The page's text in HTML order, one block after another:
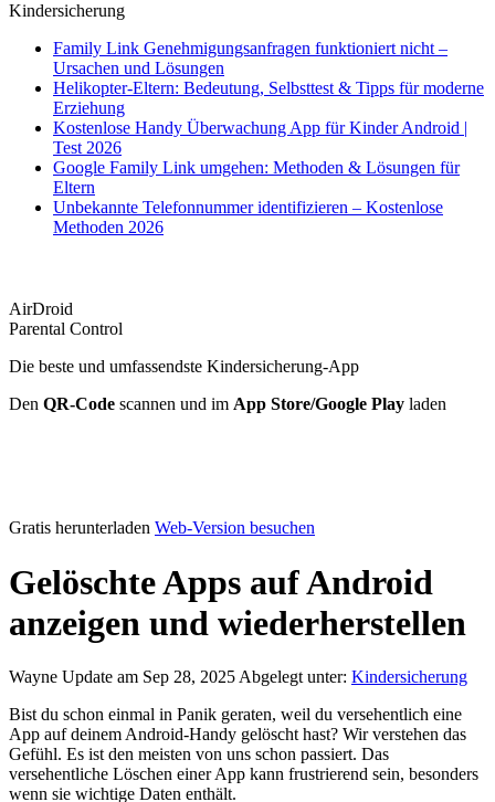
Kindersicherung
Family Link Genehmigungsanfragen funktioniert nicht –
Ursachen und Lösungen
Helikopter-Eltern: Bedeutung, Selbsttest & Tipps für moderne
Erziehung
Kostenlose Handy Überwachung App für Kinder Android |
Test 2026
Google Family Link umgehen: Methoden & Lösungen für
Eltern
Unbekannte Telefonnummer identifizieren – Kostenlose
Methoden 2026
AirDroid
Parental Control
Die beste und umfassendste Kindersicherung-App
Den QR-Code scannen und im App Store/Google Play laden
Gratis herunterladen Web-Version besuchen
Gelöschte Apps auf Android
anzeigen und wiederherstellen
Wayne Update am Sep 28, 2025 Abgelegt unter: Kindersicherung
Bist du schon einmal in Panik geraten, weil du versehentlich eine
App auf deinem Android-Handy gelöscht hast? Wir verstehen das
Gefühl. Es ist den meisten von uns schon passiert. Das
versehentliche Löschen einer App kann frustrierend sein, besonders
wenn sie wichtige Daten enthält.